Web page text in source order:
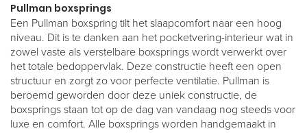
Pullman boxsprings
Een Pullman boxspring tilt het slaapcomfort naar een hoog
niveau. Dit is te danken aan het pocketvering-interieur wat in
zowel vaste als verstelbare boxsprings wordt verwerkt over
het totale bedoppervlak. Deze constructie heeft een open
structuur en zorgt zo voor perfecte ventilatie. Pullman is
beroemd geworden door deze uniek constructie, de
boxsprings staan tot op de dag van vandaag nog steeds voor
luxe en comfort. Alle boxsprings worden handgemaakt in